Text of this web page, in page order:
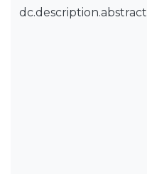
dc.description.abstract